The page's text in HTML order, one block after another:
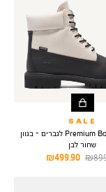
SALE
מגפיים 6’ Premium Boot לגברים - בגוון
שחור לבן
מחיר
499.90 ₪